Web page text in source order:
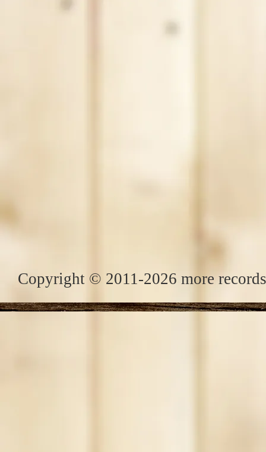
Copyright © 2011-2026 more